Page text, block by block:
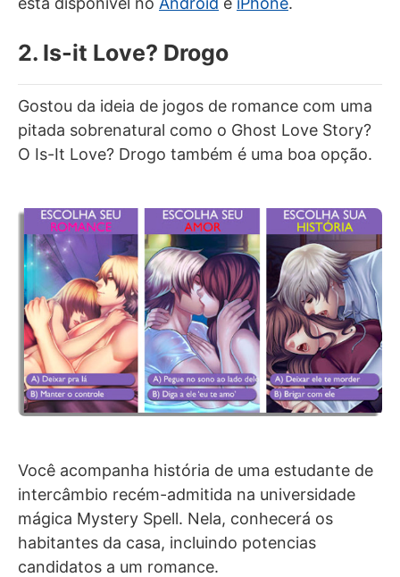
2. Is-it Love? Drogo
Gostou da ideia de jogos de romance com uma
pitada sobrenatural como o Ghost Love Story?
O Is-It Love? Drogo também é uma boa opção.
Você acompanha história de uma estudante de
intercâmbio recém-admitida na universidade
mágica Mystery Spell. Nela, conhecerá os
habitantes da casa, incluindo potencias
candidatos a um romance.